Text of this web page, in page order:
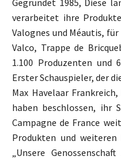
verarbeitet ihre
Valognes und Méautis,
Valco, Trappe de
1.100 Produzenten und
Erster Schauspieler, der
Max Havelaar
haben beschlossen, ihr
Campagne de France
Produkten und
„Unsere